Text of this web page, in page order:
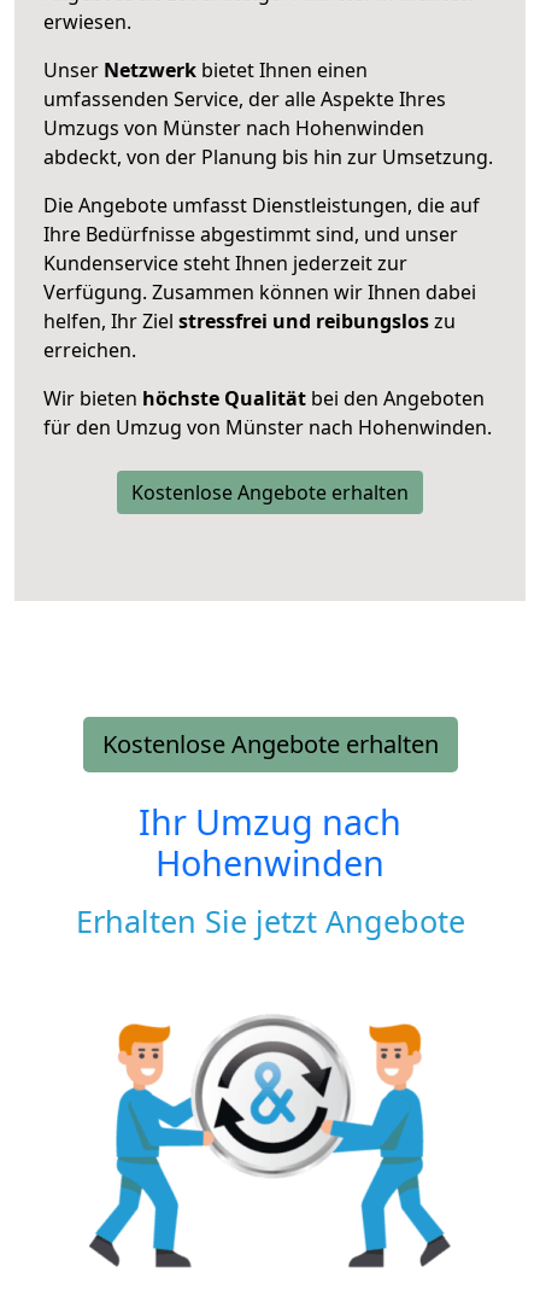
erwiesen.
Unser Netzwerk bietet Ihnen einen
umfassenden Service, der alle Aspekte Ihres
Umzugs von Münster nach Hohenwinden
abdeckt, von der Planung bis hin zur Umsetzung.
Die Angebote umfasst Dienstleistungen, die auf
Ihre Bedürfnisse abgestimmt sind, und unser
Kundenservice steht Ihnen jederzeit zur
Verfügung. Zusammen können wir Ihnen dabei
helfen, Ihr Ziel stressfrei und reibungsloszu
erreichen.
Wir bieten höchste Qualität bei den Angeboten
für den Umzug von Münster nach Hohenwinden.
Kostenlose Angebote erhalten
Kostenlose Angebote erhalten
Ihr Umzug nach
Hohenwinden
Erhalten Sie jetzt Angebote